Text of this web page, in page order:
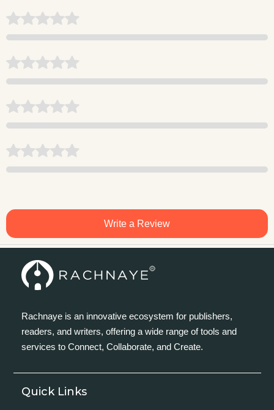
Write a Review
Rachnaye is an innovative ecosystem for publishers,
readers, and writers, offering a wide range of tools and
services to Connect, Collaborate, and Create.
Quick Links